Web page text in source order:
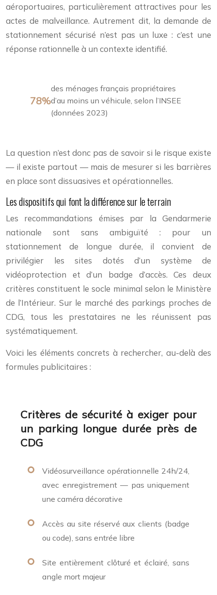
aéroportuaires, particulièrement attractives pour les
actes de malveillance. Autrement dit, la demande de
stationnement sécurisé n’est pas un luxe : c’est une
réponse rationnelle à un contexte identifié.
78%
des ménages français propriétaires
d’au moins un véhicule, selon l’INSEE
(données 2023)
La question n’est donc pas de savoir si le risque existe
— il existe partout — mais de mesurer si les barrières
en place sont dissuasives et opérationnelles.
Les dispositifs qui font la différence sur le terrain
Les recommandations émises par la Gendarmerie
nationale sont sans ambiguïté : pour un
stationnement de longue durée, il convient de
privilégier les sites dotés d’un système de
vidéoprotection et d’un badge d’accès. Ces deux
critères constituent le socle minimal selon le Ministère
de l’Intérieur. Sur le marché des parkings proches de
CDG, tous les prestataires ne les réunissent pas
systématiquement.
Voici les éléments concrets à rechercher, au-delà des
formules publicitaires :
Critères de sécurité à exiger pour
un parking longue durée près de
CDG
Vidéosurveillance opérationnelle 24h/24,
avec enregistrement — pas uniquement
une caméra décorative
Accès au site réservé aux clients (badge
ou code), sans entrée libre
Site entièrement clôturé et éclairé, sans
angle mort majeur